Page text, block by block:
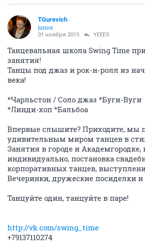
TGurevich
junior
01 ноября 2015 YEEES
Танцевальная школа Swing Time
занятия!
Танцы под джаз и рок-н-ролл из
века!
*Чарльстон / Соло джаз *Буги-Вуги
*Линди-хоп *Бальбоа
Впервые слышите? Приходите, мы
удивительным миром танцев в
Занятия в городе и Академгородке,
индивидуально, постановка
корпоративных танцев,
Вечеринки, дружеские посиделки
Танцуйте один, танцуйте в паре!
http://vk.com/swing_time
+79137110274